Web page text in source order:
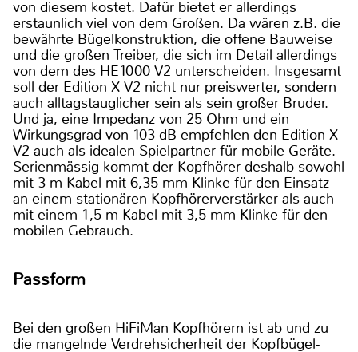
von diesem kostet. Dafür bietet er allerdings
erstaunlich viel von dem Großen. Da wären z.B. die
bewährte Bügelkonstruktion, die offene Bauweise
und die großen Treiber, die sich im Detail allerdings
von dem des HE1000 V2 unterscheiden. Insgesamt
soll der Edition X V2 nicht nur preiswerter, sondern
auch alltagstauglicher sein als sein großer Bruder.
Und ja, eine Impedanz von 25 Ohm und ein
Wirkungsgrad von 103 dB empfehlen den Edition X
V2 auch als idealen Spielpartner für mobile Geräte.
Serienmässig kommt der Kopfhörer deshalb sowohl
mit 3-m-Kabel mit 6,35-mm-Klinke für den Einsatz
an einem stationären Kopfhörerverstärker als auch
mit einem 1,5-m-Kabel mit 3,5-mm-Klinke für den
mobilen Gebrauch.
Passform
Bei den großen HiFiMan Kopfhörern ist ab und zu
die mangelnde Verdrehsicherheit der Kopfbügel-